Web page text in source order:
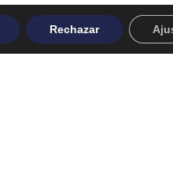
Rechazar